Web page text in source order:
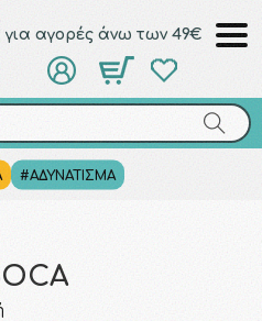
αγορές άνω των 49€
#ΑΔΥΝΑΤΙΣΜΑ